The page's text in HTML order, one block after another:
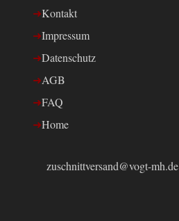
Kontakt
Impressum
Datenschutz
AGB
FAQ
Home
zuschnittversand@vogt-mh.de